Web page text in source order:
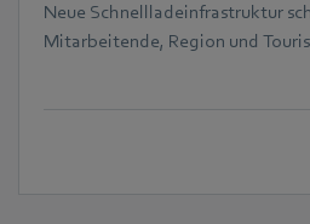
Neue Schnellladeinfrastruktur
Mitarbeitende, Region und